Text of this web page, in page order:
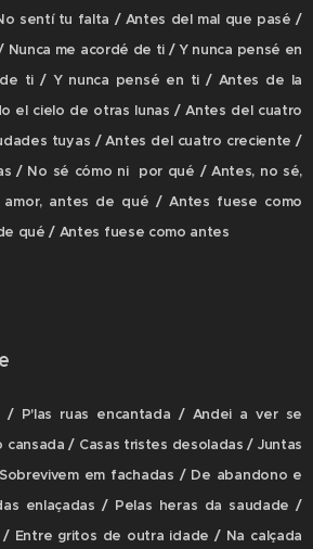
sentí tu falta / Antes del mal que pasé /
Nunca me acordé de ti / Y nunca pensé en
ti / Y nunca pensé en ti / Antes de la
el cielo de otras lunas / Antes del cuatro
tuyas / Antes del cuatro creciente /
/ No sé cómo ni por qué / Antes, no sé,
antes de qué / Antes fuese como
qué / Antes fuese como antes
P'las ruas encantada / Andei a ver se
/ Casas tristes desoladas / Juntas
em fachadas / De abandono e
enlaçadas / Pelas heras da saudade /
/ Entre gritos de outra idade / Na calçada